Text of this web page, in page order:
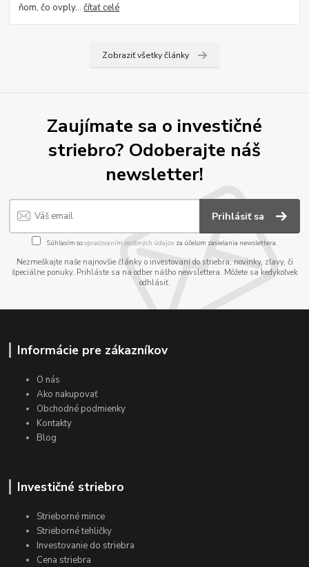
ňom, čo ovply...čítať celé
Zobraziť všetky články
Zaujímate sa o investičné
striebro? Odoberajte náš
newsletter!
Prihlásiť sa
Súhlasím sospracovaním osobných údajov za účelom zasielania newslettera.
Nezmeškajte naše najnovšie články o investovaní do striebra, novinky, zľavy, či
špeciálne ponuky. Prihláste sa na odber nášho newslettera. Môžete sa kedykoľvek
odhlásiť.
Informácie pre zákazníkov
O nás
Ako nakupovať
Obchodné podmienky
Kontakty
Blog
Investičné striebro
Strieborné mince
Strieborné tehličky
Investovanie do striebra
Cena striebra